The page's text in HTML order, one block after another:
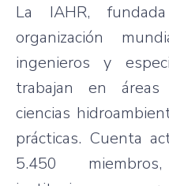
La IAHR,
organización
ingenieros y
trabajan en áreas
ciencias
prácticas. Cuenta
5.450